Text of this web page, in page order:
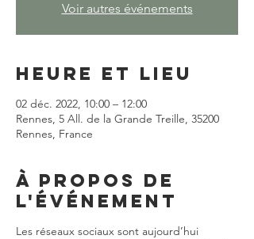
Voir autres événements
Heure et lieu
02 déc. 2022, 10:00 – 12:00
Rennes, 5 All. de la Grande Treille, 35200
Rennes, France
À propos de
l'événement
Les réseaux sociaux sont aujourd’hui